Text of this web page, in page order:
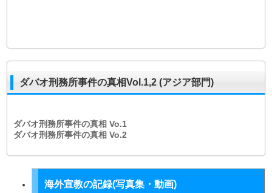
ダバオ刑務所事件の真相Vol.1,2 (アジア部門)
ダバオ刑務所事件の真相Vo.1
ダバオ刑務所事件の真相Vo.2
海外宣教の記録(写真集・動画)